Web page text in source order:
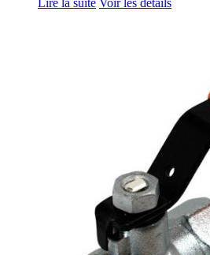
Lire la suite Voir les détails